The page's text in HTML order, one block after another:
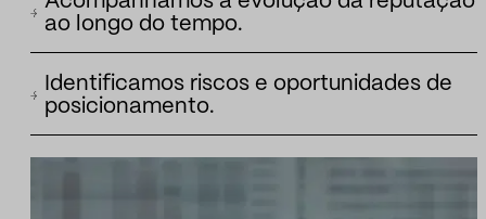
público de uma marca e como essas narrativas influenciam
percepção, legitimidade e capacidade de atuação.
ao longo do tempo.
Analisamos as trajetórias de reputação para entender se uma
marca consolida seus pontos fortes, acumula riscos ou passa
mudanças relevantes em seu posicionamento público.
Identificamos riscos e oportunidades de
posicionamento.
Identificamos áreas onde a marca pode ganhar relevância,